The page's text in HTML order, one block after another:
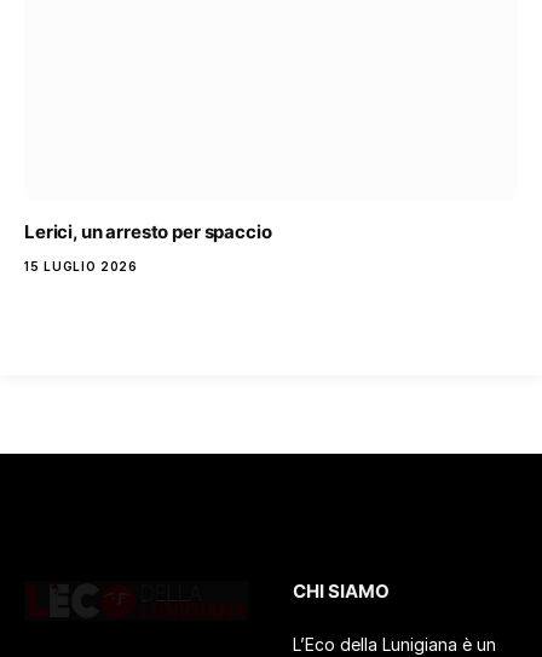
Lerici, un arresto per spaccio
15 LUGLIO 2026
CHI SIAMO
L’Eco della Lunigiana è un